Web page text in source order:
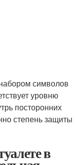
символов
уровню
посторонних
степень защиты
в